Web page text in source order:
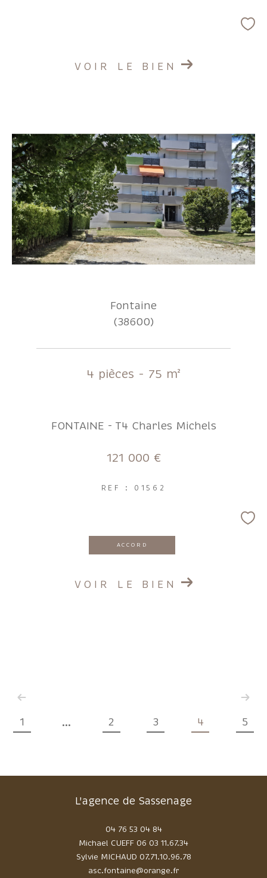
VOIR LE BIEN
Fontaine
(38600)
4 pièces - 75 m²
FONTAINE - T4 Charles Michels
121 000 €
REF : 01562
ACCORD
VOIR LE BIEN
1 ... 2 3 4 5
L'agence de Sassenage
04 76 53 04 84
Michael CUEFF 06 03 11.67.34
Sylvie MICHAUD 07.71.10.96.78
asc.fontaine@orange.fr